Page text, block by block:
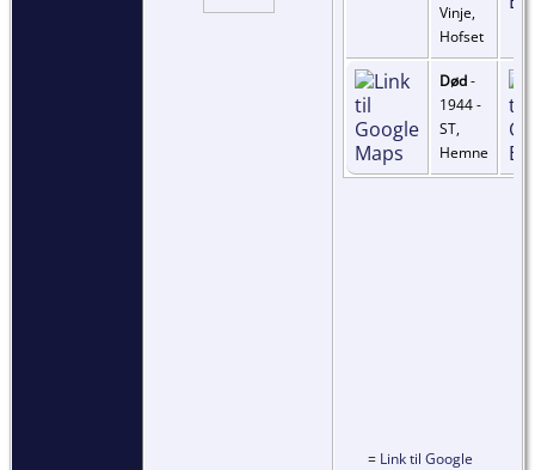
Vinje,
Hofset
Død-
1944 -
ST,
Hemne
= Link til Google